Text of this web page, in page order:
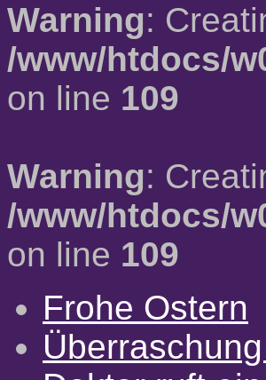
Warning:
/www/htdocs/
on line 109
Warning:
/www/htdocs/
on line 109
Frohe Ostern